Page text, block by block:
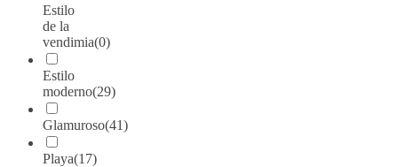
Estilo
de la
vendimia(0)
Estilo
moderno(29)
Glamuroso(41)
Playa(17)